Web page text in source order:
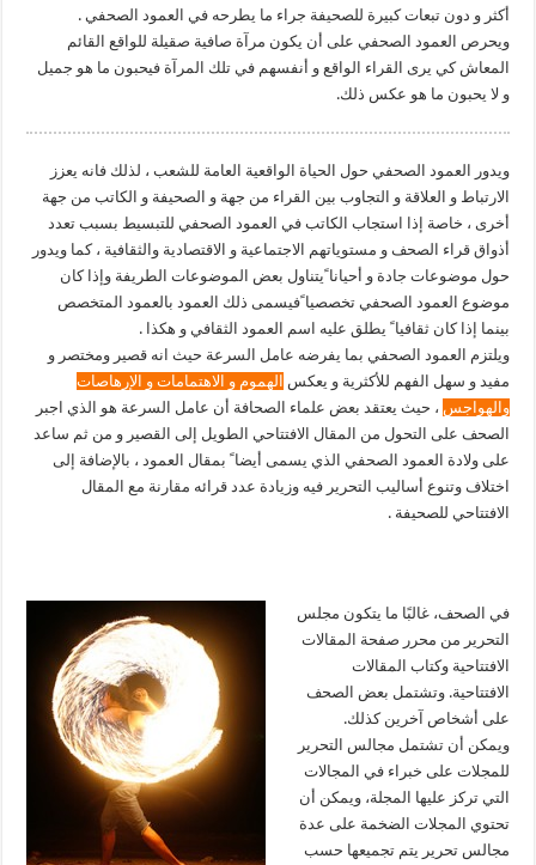
أكثر و دون تبعات كبيرة للصحيفة جراء ما يطرحه في العمود الصحفي .
ويحرص العمود الصحفي على أن يكون مرآة صافية صقيلة للواقع القائم
المعاش كي يرى القراء الواقع و أنفسهم في تلك المرآة فيحبون ما هو جميل
و لا يحبون ما هو عكس ذلك.
ويدور العمود الصحفي حول الحياة الواقعية العامة للشعب ، لذلك فانه يعزز
الارتباط و العلاقة و التجاوب بين القراء من جهة و الصحيفة و الكاتب من جهة
أخرى ، خاصة إذا استجاب الكاتب في العمود الصحفي للتبسيط بسبب تعدد
أذواق قراء الصحف و مستوياتهم الاجتماعية و الاقتصادية والثقافية ، كما ويدور
حول موضوعات جادة و أحيانا ًيتناول بعض الموضوعات الطريفة وإذا كان
موضوع العمود الصحفي تخصصيا ًفيسمى ذلك العمود بالعمود المتخصص
بينما إذا كان ثقافيا ً يطلق عليه اسم العمود الثقافي و هكذا .
ويلتزم العمود الصحفي بما يفرضه عامل السرعة حيث انه قصير ومختصر و
مفيد و سهل الفهم للأكثرية و يعكس الهموم و الاهتمامات و الإرهاصات
والهواجس ، حيث يعتقد بعض علماء الصحافة أن عامل السرعة هو الذي اجبر
الصحف على التحول من المقال الافتتاحي الطويل إلى القصير و من ثم ساعد
على ولادة العمود الصحفي الذي يسمى أيضا ً بمقال العمود ، بالإضافة إلى
اختلاف وتنوع أساليب التحرير فيه وزيادة عدد قرائه مقارنة مع المقال
الافتتاحي للصحيفة .
في الصحف، غالبًا ما يتكون مجلس
التحرير من محرر صفحة المقالات
الافتتاحية وكتاب المقالات
الافتتاحية. وتشتمل بعض الصحف
على أشخاص آخرين كذلك.
ويمكن أن تشتمل مجالس التحرير
للمجلات على خبراء في المجالات
التي تركز عليها المجلة، ويمكن أن
تحتوي المجلات الضخمة على عدة
مجالس تحرير يتم تجميعها حسب